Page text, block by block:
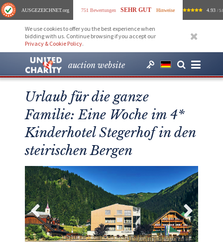
AUSGEZEICHNET.org 751 Bewertungen SEHR GUT Hinweise 4.93 /
We use cookies to offer you the best experience when
bidding with us. Continue browsing if you accept our
Privacy & Cookie Policy.
auction website
Urlaub für die ganze
Familie: Eine Woche im 4*
Kinderhotel Stegerhof in den
steirischen Bergen